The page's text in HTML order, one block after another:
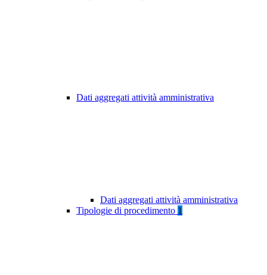
Dati aggregati attività amministrativa
Dati aggregati attività amministrativa
Tipologie di procedimento 1